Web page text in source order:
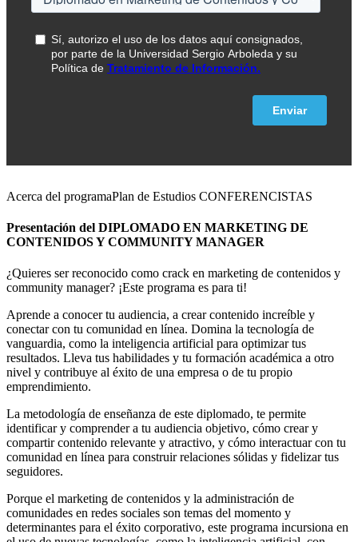
Acerca del programaPlan de Estudios CONFERENCISTAS
Presentación del DIPLOMADO EN MARKETING DE
CONTENIDOS Y COMMUNITY MANAGER
¿Quieres ser reconocido como crack en marketing de contenidos y
community manager? ¡Este programa es para ti!
Aprende a conocer tu audiencia, a crear contenido increíble y
conectar con tu comunidad en línea. Domina la tecnología de
vanguardia, como la inteligencia artificial para optimizar tus
resultados. Lleva tus habilidades y tu formación académica a otro
nivel y contribuye al éxito de una empresa o de tu propio
emprendimiento.
La metodología de enseñanza de este diplomado, te permite
identificar y comprender a tu audiencia objetivo, cómo crear y
compartir contenido relevante y atractivo, y cómo interactuar con tu
comunidad en línea para construir relaciones sólidas y fidelizar tus
seguidores.
Porque el marketing de contenidos y la administración de
comunidades en redes sociales son temas del momento y
determinantes para el éxito corporativo, este programa incursiona en